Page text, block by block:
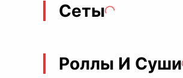
Сеты
Роллы И Суши